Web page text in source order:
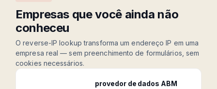
Empresas que você ainda não
conheceu
O reverse-IP lookup transforma um endereço IP em uma
empresa real — sem preenchimento de formulários, sem
cookies necessários.
provedor de dados ABM